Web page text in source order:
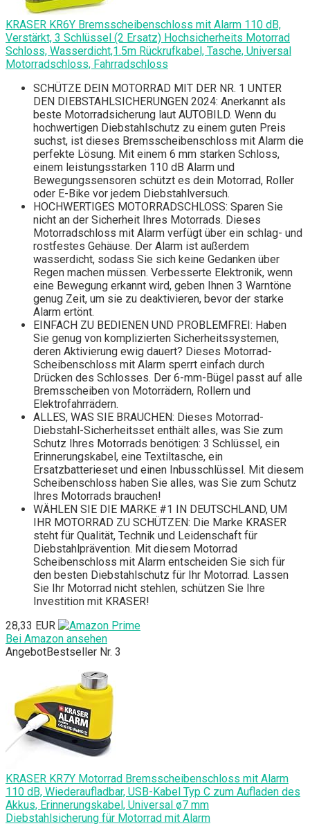
KRASER KR6Y Bremsscheibenschloss mit Alarm 110 dB,
Verstärkt, 3 Schlüssel (2 Ersatz) Hochsicherheits Motorrad
Schloss, Wasserdicht,1.5m Rückrufkabel, Tasche, Universal
Motorradschloss, Fahrradschloss
SCHÜTZE DEIN MOTORRAD MIT DER NR. 1 UNTER
DEN DIEBSTAHLSICHERUNGEN 2024: Anerkannt als
beste Motorradsicherung laut AUTOBILD. Wenn du
hochwertigen Diebstahlschutz zu einem guten Preis
suchst, ist dieses Bremsscheibenschloss mit Alarm die
perfekte Lösung. Mit einem 6 mm starken Schloss,
einem leistungsstarken 110 dB Alarm und
Bewegungssensoren schützt es dein Motorrad, Roller
oder E-Bike vor jedem Diebstahlversuch.
HOCHWERTIGES MOTORRADSCHLOSS: Sparen Sie
nicht an der Sicherheit Ihres Motorrads. Dieses
Motorradschloss mit Alarm verfügt über ein schlag- und
rostfestes Gehäuse. Der Alarm ist außerdem
wasserdicht, sodass Sie sich keine Gedanken über
Regen machen müssen. Verbesserte Elektronik, wenn
eine Bewegung erkannt wird, geben Ihnen 3 Warntöne
genug Zeit, um sie zu deaktivieren, bevor der starke
Alarm ertönt.
EINFACH ZU BEDIENEN UND PROBLEMFREI: Haben
Sie genug von komplizierten Sicherheitssystemen,
deren Aktivierung ewig dauert? Dieses Motorrad-
Scheibenschloss mit Alarm sperrt einfach durch
Drücken des Schlosses. Der 6-mm-Bügel passt auf alle
Bremsscheiben von Motorrädern, Rollern und
Elektrofahrrädern.
ALLES, WAS SIE BRAUCHEN: Dieses Motorrad-
Diebstahl-Sicherheitsset enthält alles, was Sie zum
Schutz Ihres Motorrads benötigen: 3 Schlüssel, ein
Erinnerungskabel, eine Textiltasche, ein
Ersatzbatterieset und einen Inbusschlüssel. Mit diesem
Scheibenschloss haben Sie alles, was Sie zum Schutz
Ihres Motorrads brauchen!
WÄHLEN SIE DIE MARKE #1 IN DEUTSCHLAND, UM
IHR MOTORRAD ZU SCHÜTZEN: Die Marke KRASER
steht für Qualität, Technik und Leidenschaft für
Diebstahlprävention. Mit diesem Motorrad
Scheibenschloss mit Alarm entscheiden Sie sich für
den besten Diebstahlschutz für Ihr Motorrad. Lassen
Sie Ihr Motorrad nicht stehlen, schützen Sie Ihre
Investition mit KRASER!
28,33 EUR
Bei Amazon ansehen
AngebotBestseller Nr. 3
KRASER KR7Y Motorrad Bremsscheibenschloss mit Alarm
110 dB, Wiederaufladbar, USB-Kabel Typ C zum Aufladen des
Akkus, Erinnerungskabel, Universal ø7 mm
Diebstahlsicherung für Motorrad mit Alarm